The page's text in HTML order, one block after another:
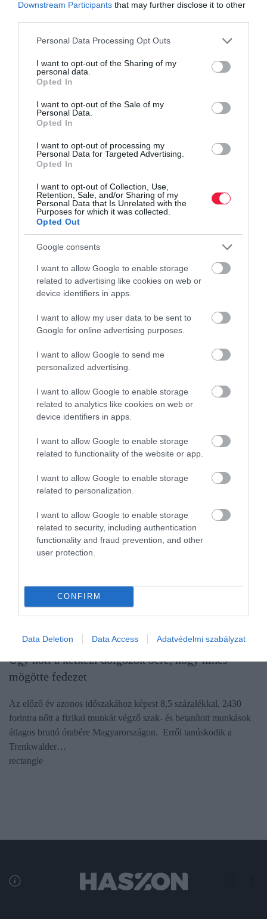
Downstream Participants that may further disclose it to other
Please note that this website/app uses one or more Google
not limited to your visit or usage behaviour. You may click to
grant or deny consent to Google and its third-party tags to
use your data for below specified purposes in below Google
consent section.
Personal Data Processing Opt Outs
I want to opt-out of the Sharing of my
personal data.
Opted In
I want to opt-out of the Sale of my
Personal Data.
Opted In
I want to opt-out of processing my
Personal Data for Targeted Advertising.
Opted In
I want to opt-out of Collection, Use,
Retention, Sale, and/or Sharing of my
Personal Data that Is Unrelated with the
Purposes for which it was collected.
Opted Out
Google consents
I want to allow Google to enable storage
related to advertising like cookies on web or
device identifiers in apps.
I want to allow my user data to be sent to
Google for online advertising purposes.
I want to allow Google to send me
personalized advertising.
I want to allow Google to enable storage
related to analytics like cookies on web or
device identifiers in apps.
I want to allow Google to enable storage
related to functionality of the website or app.
I want to allow Google to enable storage
related to personalization.
I want to allow Google to enable storage
related to security, including authentication
functionality and fraud prevention, and other
user protection.
CONFIRM
Data Deletion Data Access Adatvédelmi szabályzat
Hungaroring 2026: ilyen árakra számíthatnak idén
a fanok
Július utolsó hétvégéjén 40. alkalommal bőgnek fel a motorok a
szombatra még találhatunk jegyeket, a vasárnap azonban már
MUNKA
Úgy nőtt a kétkezi dolgozók bére, hogy nincs
mögötte fedezet
Az előző év azonos időszakához képest 8,5 százalékkal, 2430
forintra nőtt a fizikai munkát végző szak- és betanított munkások
átlagos bruttó órabére Magyarországon. Erről tanúskodik a
Trenkwalder…
rectangle